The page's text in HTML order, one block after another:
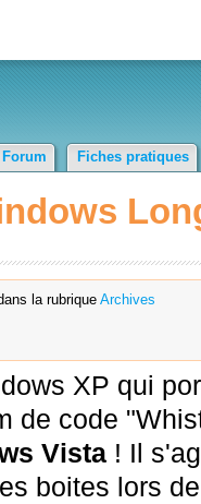
Forum Fiches pratiques
la rubrique Archives
XP qui
de code
Vista! Il
boites lors